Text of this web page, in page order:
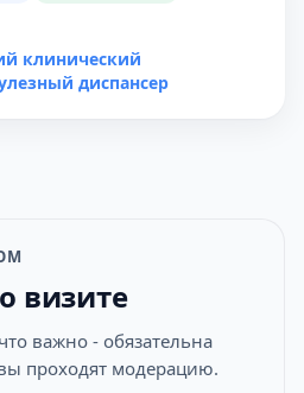
клинический
диспансер
визите
важно - обязательна
проходят модерацию.